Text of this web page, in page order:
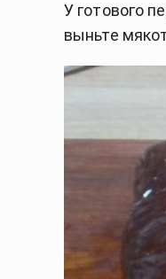
У готового
выньте